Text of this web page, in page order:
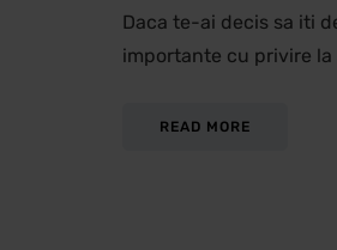
Daca te-ai decis sa iti
importante cu privire la
READ MORE